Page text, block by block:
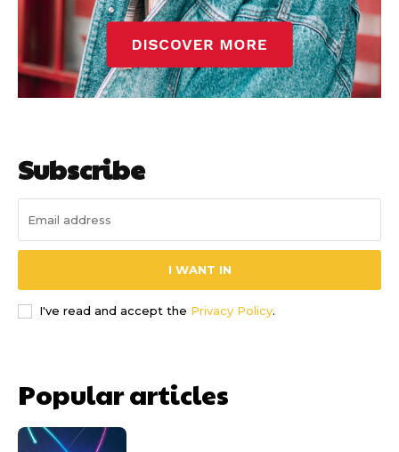
Subscribe
I WANT IN
I've read and accept the Privacy Policy.
Popular articles